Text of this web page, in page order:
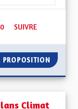
50 ABONNÉS
SUIVRE
PROPOSITION UNE
Climat